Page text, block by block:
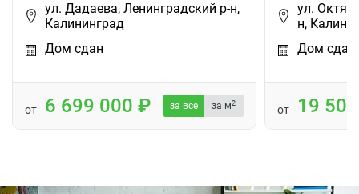
ул. Дадаева, Ленинградский р-н,
Калининград
Дом сдан
от 6 699 000 за все за м2
ул.
н,
Дом сдан
от 19